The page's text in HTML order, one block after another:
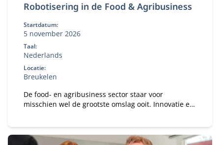
Robotisering in de Food & Agribusiness
Startdatum:
5 november 2026
Taal:
Nederlands
Locatie:
Breukelen
De food- en agribusiness sector staar voor
misschien wel de grootste omslag ooit. Innovatie en
concurrentiekracht en toekomstbestendigheid.